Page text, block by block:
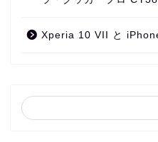
Xperia 10 VII と